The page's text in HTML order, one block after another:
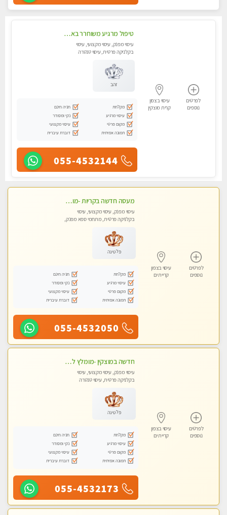
לפרטים
נוספים
עיסוי בצפון
קרית מוצקין
טיפול מרגיע משוחרר באווירה נעימה נקיה ומסודרת יש חניה ומקלחת
עיסוי מפנק, עיסוי מקצועי, עיסוי
בקלניקה פרטית, עיסוי טנטרה
זהב
מקלחת
חניה חינם
עיסוי מרגיע
נקי ומסודר
מקום פרטי
עיסוי מקצועי
תמונה אמיתית
דוברת עיברית
055-4532144
לפרטים
נוספים
עיסוי בצפון
קריית ים
מעסה חדשה בקריות -מומלץ לחלוטין!!!! כל סוגי העיסויים מעסה מקצועית ואיכותית פרטי!!!
עיסוי מפנק, עיסוי מקצועי, עיסוי
בקלניקה פרטית, מתחמי ספא מפנק,
פלטינה
מקלחת
חניה חינם
עיסוי מרגיע
נקי ומסודר
מקום פרטי
עיסוי מקצועי
תמונה אמיתית
דוברת עיברית
055-4532050
לפרטים
נוספים
עיסוי בצפון
קריית ים
חדשה במוצקין -מומלץ לחלוטין! כל סוגי העיסויים מעסה מקצועית ואיכותית פרטי!!!
עיסוי מפנק, עיסוי מקצועי, עיסוי
בקלניקה פרטית, עיסוי טנטרה
פלטינה
מקלחת
חניה חינם
עיסוי מרגיע
נקי ומסודר
מקום פרטי
עיסוי מקצועי
תמונה אמיתית
דוברת עיברית
055-4532173